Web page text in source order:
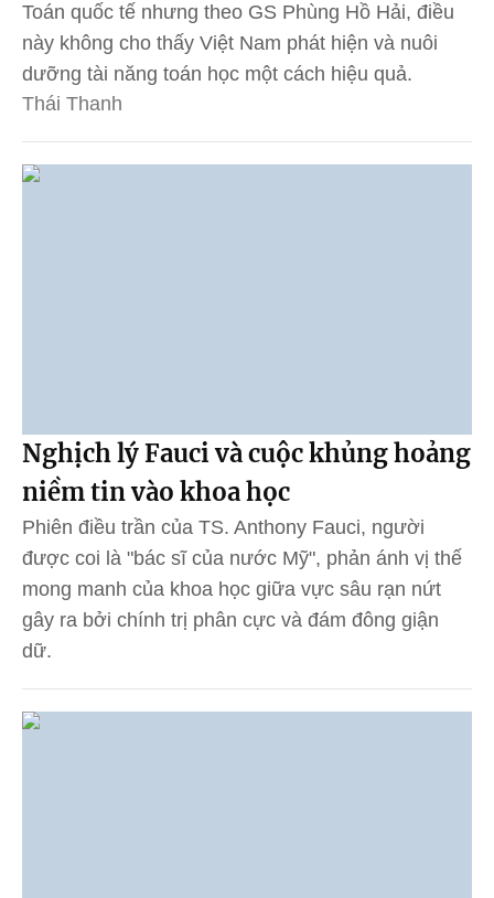
Toán quốc tế nhưng theo GS Phùng Hồ Hải, điều
này không cho thấy Việt Nam phát hiện và nuôi
dưỡng tài năng toán học một cách hiệu quả.
Thái Thanh
Nghịch lý Fauci và cuộc khủng hoảng
niềm tin vào khoa học
Phiên điều trần của TS. Anthony Fauci, người
được coi là "bác sĩ của nước Mỹ", phản ánh vị thế
mong manh của khoa học giữa vực sâu rạn nứt
gây ra bởi chính trị phân cực và đám đông giận
dữ.